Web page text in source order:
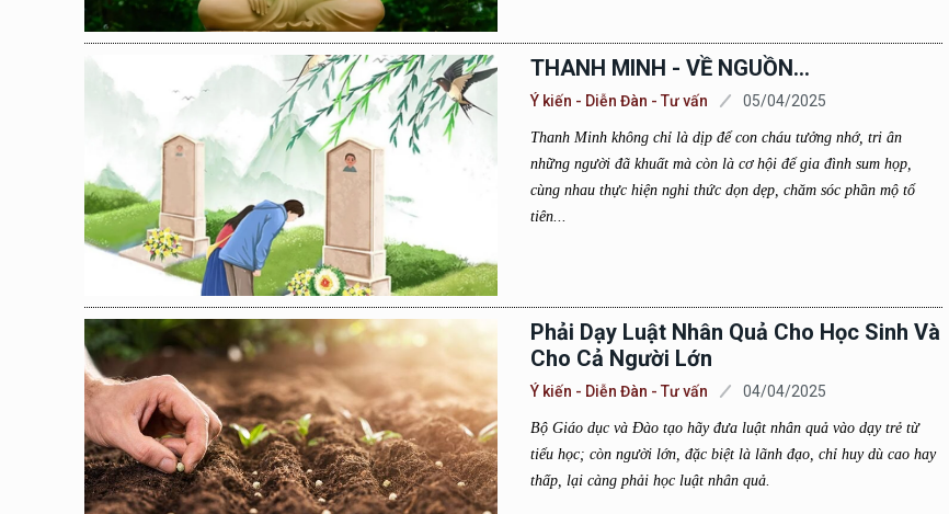
THANH MINH - VỀ NGUỒN…
Ý kiến - Diễn Đàn - Tư vấn 05/04/2025
Thanh Minh không chỉ là dịp để con cháu tưởng nhớ, tri ân
những người đã khuất mà còn là cơ hội để gia đình sum họp,
cùng nhau thực hiện nghi thức dọn dẹp, chăm sóc phần mộ tổ
tiên...
Phải Dạy Luật Nhân Quả Cho Học Sinh Và
Cho Cả Người Lớn
Ý kiến - Diễn Đàn - Tư vấn 04/04/2025
Bộ Giáo dục và Đào tạo hãy đưa luật nhân quả vào dạy trẻ từ
tiểu học; còn người lớn, đặc biệt là lãnh đạo, chỉ huy dù cao hay
thấp, lại càng phải học luật nhân quả.